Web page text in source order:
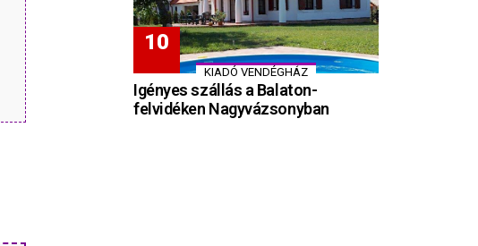
KIADÓ VENDÉGHÁZ
Igényes szállás a Balaton-
felvidéken Nagyvázsonyban